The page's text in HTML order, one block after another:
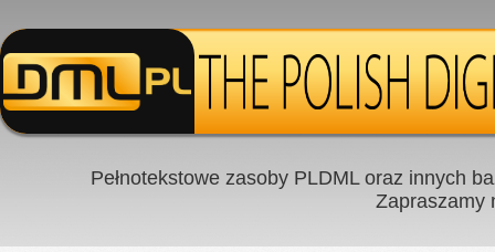
Pełnotekstowe zasoby PLDML oraz innych
Zapraszamy